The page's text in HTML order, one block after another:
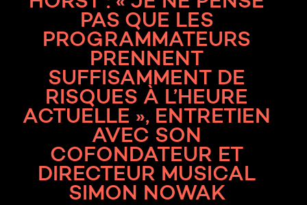
PAS QUE LES
PROGRAMMATEURS
PRENNENT
SUFFISAMMENT DE
RISQUES À L’HEURE
ACTUELLE », ENTRETIEN
AVEC SON
COFONDATEUR ET
DIRECTEUR MUSICAL
SIMON NOWAK